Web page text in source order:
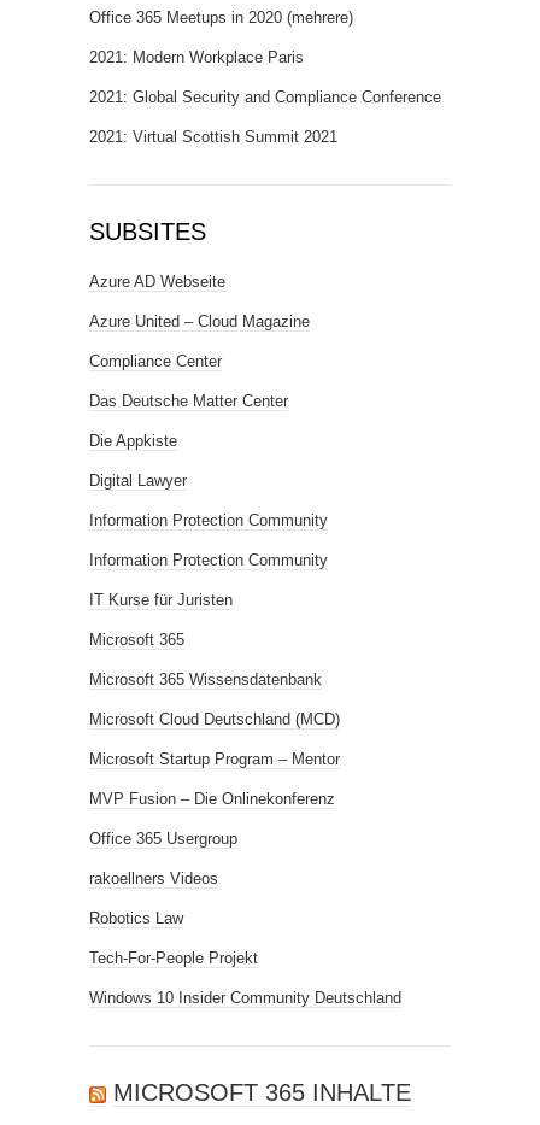
Office 365 Meetups in 2020 (mehrere)
2021: Modern Workplace Paris
2021: Global Security and Compliance Conference
2021: Virtual Scottish Summit 2021
SUBSITES
Azure AD Webseite
Azure United – Cloud Magazine
Compliance Center
Das Deutsche Matter Center
Die Appkiste
Digital Lawyer
Information Protection Community
Information Protection Community
IT Kurse für Juristen
Microsoft 365
Microsoft 365 Wissensdatenbank
Microsoft Cloud Deutschland (MCD)
Microsoft Startup Program – Mentor
MVP Fusion – Die Onlinekonferenz
Office 365 Usergroup
rakoellners Videos
Robotics Law
Tech-For-People Projekt
Windows 10 Insider Community Deutschland
MICROSOFT 365 INHALTE